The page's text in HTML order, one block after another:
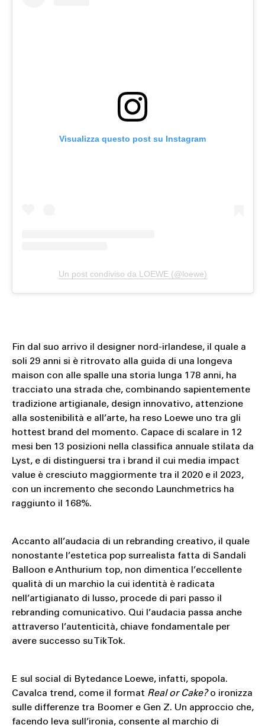
Visualizza questo post su Instagram
Un post condiviso da LOEWE (@loewe)
Fin dal suo arrivo il designer nord-irlandese, il quale a
soli 29 anni si è ritrovato alla guida di una longeva
maison con alle spalle una storia lunga 178 anni, ha
tracciato una strada che, combinando sapientemente
tradizione artigianale, design innovativo, attenzione
alla sostenibilità e all’arte, ha reso Loewe uno tra gli
hottest brand del momento. Capace di scalare in 12
mesi ben 13 posizioni nella classifica annuale stilata da
Lyst, e di distinguersi tra i brand il cui media impact
value è cresciuto maggiormente tra il 2020 e il 2023,
con un incremento che secondo Launchmetrics ha
raggiunto il 168%.
Accanto all’audacia di un rebranding creativo, il quale
nonostante l’estetica pop surrealista fatta di Sandali
Balloon e Anthurium top, non dimentica l’eccellente
qualità di un marchio la cui identità è radicata
nell’artigianato di lusso, procede di pari passo il
rebranding comunicativo. Qui l’audacia passa anche
attraverso l’autenticità, chiave fondamentale per
avere successo su TikTok.
E sul social di Bytedance Loewe, infatti, spopola.
Cavalca trend, come il format Real or Cake?o ironizza
sulle differenze tra Boomer e Gen Z. Un approccio che,
facendo leva sull’ironia, consente al marchio di